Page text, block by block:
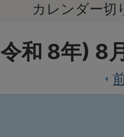
カレンダー切
令和 8年) 8